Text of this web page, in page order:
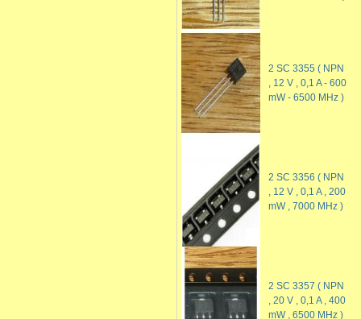
2 SC 3355 ( NPN
, 12 V , 0,1 A - 600
mW - 6500 MHz )
2 SC 3356 ( NPN
, 12 V , 0,1 A , 200
mW , 7000 MHz )
2 SC 3357 ( NPN
, 20 V , 0,1 A , 400
mW , 6500 MHz )